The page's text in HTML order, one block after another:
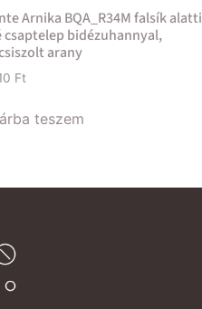
Arnika BQA_R34M falsík alatti
csaptelep bidézuhannyal,
arany
Ft
teszem